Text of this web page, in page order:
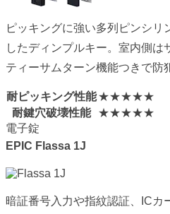
ピッキングに強い多列ピンシ
したディンプルキー。室内側は
ティーサムターン機能つきで防
耐ピッキング性能★★★★★
耐鍵穴破壊性能
★★★★★
電子錠
EPIC Flassa 1J
暗証番号入力や指紋認証、ICカ